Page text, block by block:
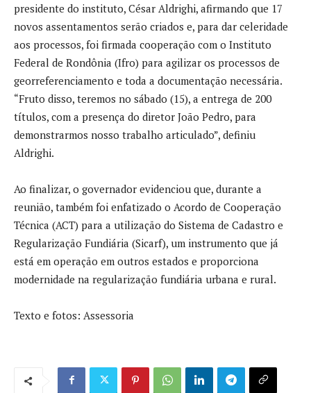
presidente do instituto, César Aldrighi, afirmando que 17
novos assentamentos serão criados e, para dar celeridade
aos processos, foi firmada cooperação com o Instituto
Federal de Rondônia (Ifro) para agilizar os processos de
georreferenciamento e toda a documentação necessária.
“Fruto disso, teremos no sábado (15), a entrega de 200
títulos, com a presença do diretor João Pedro, para
demonstrarmos nosso trabalho articulado”, definiu
Aldrighi.
Ao finalizar, o governador evidenciou que, durante a
reunião, também foi enfatizado o Acordo de Cooperação
Técnica (ACT) para a utilização do Sistema de Cadastro e
Regularização Fundiária (Sicarf), um instrumento que já
está em operação em outros estados e proporciona
modernidade na regularização fundiária urbana e rural.
Texto e fotos: Assessoria